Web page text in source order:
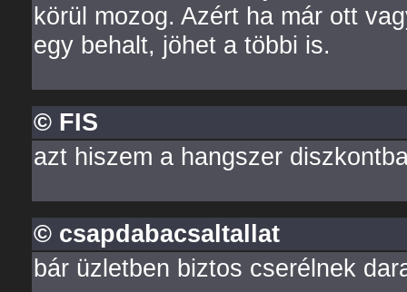
körül mozog. Azért ha már ott
egy behalt, jöhet a többi is.
© FIS
azt hiszem a hangszer
© csapdabacsaltallat
bár üzletben biztos cserélnek